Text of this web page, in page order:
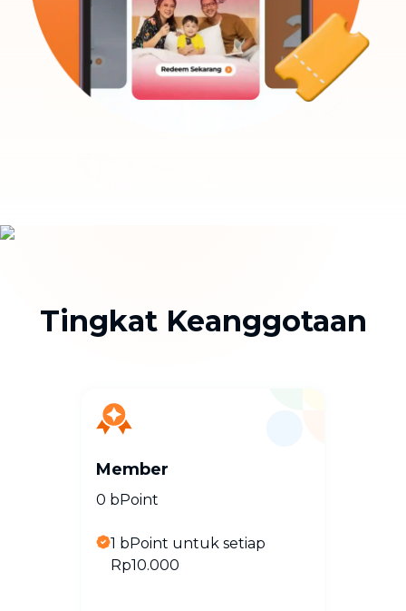
Tingkat Keanggotaan
Member
0 bPoint
1 bPoint untuk setiap
Rp10.000